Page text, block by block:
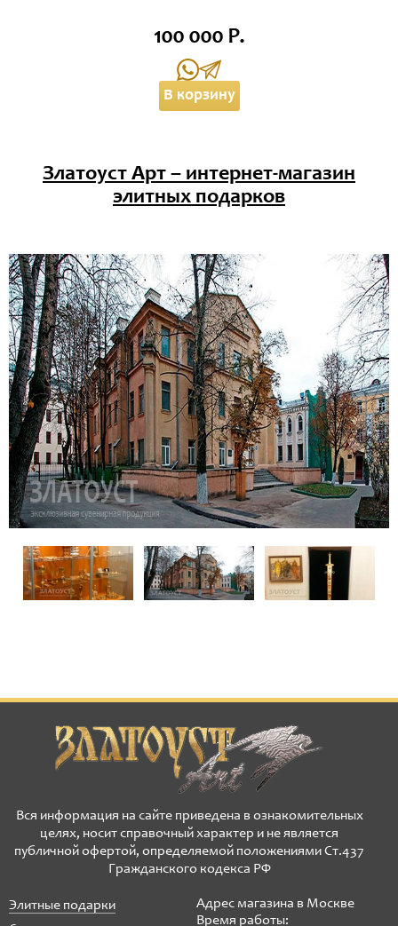
100 000 Р.
В корзину
Златоуст Арт – интернет-магазин
элитных подарков
Вся информация на сайте приведена в ознакомительных
целях, носит справочный характер и не является
публичной офертой, определяемой положениями Ст.437
Гражданского кодекса РФ
Элитные подарки
Адрес магазина в Москве
Время работы: